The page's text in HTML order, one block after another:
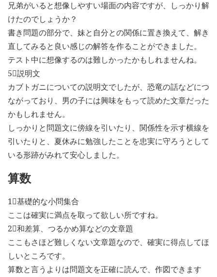
兄弟がいると想像しやすい場面の内容ですが、しっかり解
けたのでしょうか？
書き問題の部分で、妹と自分との関係に置き換えて、解き
直してみると良い感じの解答を作ることができました。
テスト中に想像するのは難しかったかもしれませんね。
5⃣説明文
カブトガニについての説明文でしたが、恐竜の話などにつ
ながっており、男の子には興味をもって読めた文章だった
かもしれません。
しっかりと問題文に傍線を引いたり、関係性を示す横線を
引いたりと、夏休みに勉強したことを忠実に守ろうとして
いる形跡がみれて安心しました。
算数
1⃣基礎的な小問集合
ここは確実に満点を取って欲しい所ですね。
2⃣和差算、つるかめ算などの文章題
ここもさほど難しくない文章題なので、確実に得点してほ
しいところです。
算数と言うよりは問題文を正確に読んで、作図できます